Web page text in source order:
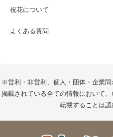
祝花について
よくある質問
※営利・非営利、個人・団体・企業問
掲載されている全ての情報において
転載することは認